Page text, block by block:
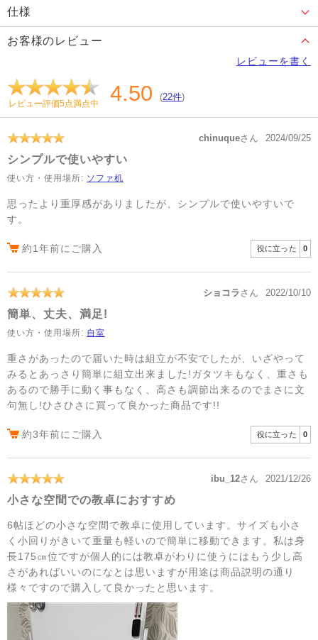
仕様
お客様のレビュー
レビューを書く
レビュー評価5点満点中 4.50 (22件)
chinuqueさん 2024/09/25
シンプルで使いやすい
使い方・使用場所: ソファ机
思ったより重厚感がありましたが、シンプルで使いやすいで
す。
約1年前にご購入 役に立った 0
ショコラさん 2022/10/10
簡単、丈夫、満足!
使い方・使用場所: 自室
重さがあったので届いた時は組立が不安でしたが、いざやって
みるとあっさり簡単に組立出来ました!ガタツキもなく、重さも
あるので勝手に動く事もなく、高さも調節出来るのでまさに文
句無し!ひさひさに買って良かった商品です!!
約3年前にご購入 役に立った 0
ibu_12さん 2021/12/26
小さな空間での教卓におすすめ
6帖ほどの小さな空間で教卓に使用しています。サイズも小さ
く小回りがきいて重量も軽いので簡単に移動できます。私は身
長175㎝位ですが個人的には教卓がわりに使うにはもう少し高
さがあればいいのになとは思いますが用途は商品説明の通り
様々ですので購入して良かったと思います。